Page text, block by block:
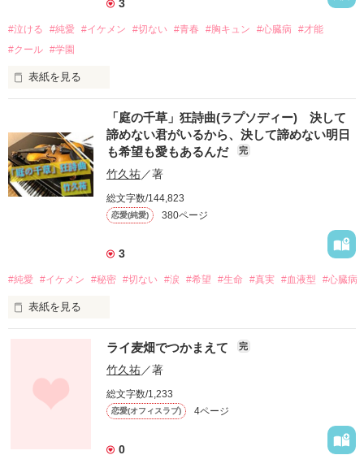
愛だと気づいていた……
作品を読む
3
#泣ける #純愛 #イケメン #切ない #青春 #胸キュン #心臓病
#才能
#クール #学園
表紙を見る
作品名【金木犀のアリア】
.:*゜..:。:.::.*゜:.。:..:*゜
カフェ「モルダウ」に現れる白い猫
猫は電車に乗り、様々な場所で目撃されている
神出鬼没の白い猫
猫はチャイコフスキーを聴きにくる……
リリィとアランの思いを抱いて
時をこえた愛は奏でられる
【金木犀のアリア】完結
「庭の千草」狂詩曲(ラプソディー) 決して
諦めない君がいるから、決して諦めない明日
も希望も愛もあるんだ
完
竹久祐／著
総文字数/144,823
恋愛(純愛) 380ページ
3
#純愛 #イケメン #秘密 #切ない #涙 #希望 #生命 #真実 #血液型 #心臓病
表紙を見る
【「庭の千草」狂詩曲(ラプソディー)】
「雨に似ている」→「金木犀のアリア」
→「金木犀のエチュード」
ライ麦畑でつかまえて 完
竹久祐／著
総文字数/1,233
恋愛(オフィスラブ) 4ページ
0